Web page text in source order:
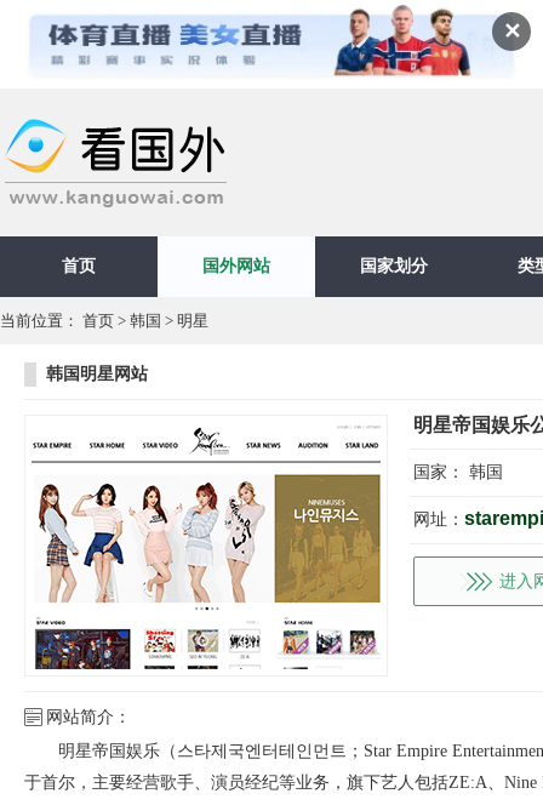
✕
首页 国外网站 国家划分 类
当前位置： 首页 > 韩国 > 明星
韩国明星网站
明星帝国娱乐
国家： 韩国
网址：
进入
网站简介：
明星帝国娱乐（스타제국엔터테인먼트；Star Empire
于首尔，主要经营歌手、演员经纪等业务，旗下艺人包括ZE:A、Nine